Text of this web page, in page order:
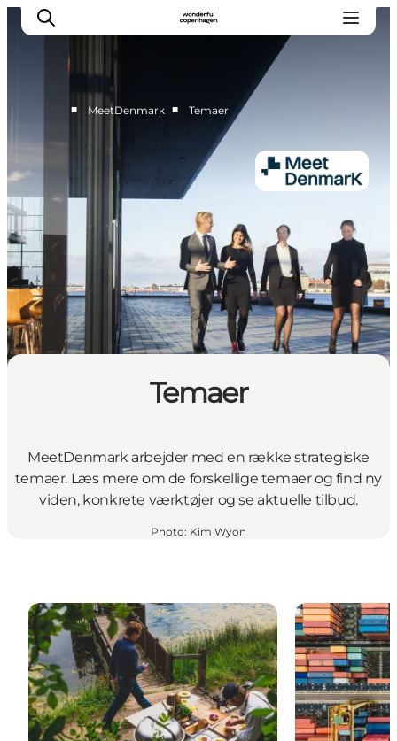
Projects
Themes
About MeetDenmark
MICE
■ MeetDenmark ■ Temaer
Temaer
MeetDenmark arbejder med en række strategiske
temaer. Læs mere om de forskellige temaer og find ny
viden, konkrete værktøjer og se aktuelle tilbud.
Photo: Kim Wyon
Bæredygtig erhvervs- og mødeturismeBredere